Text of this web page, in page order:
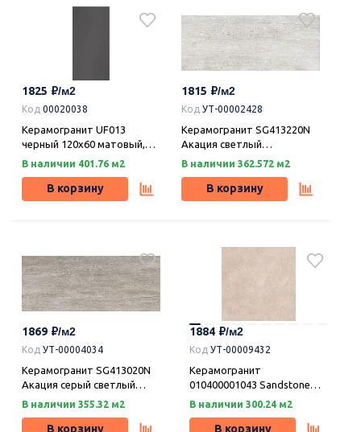
1825
Код 00020038
Керамогранит UF013
черный 120х60 матовый,
Уральский гранит
В наличии 401.76 м2
В корзину
1815
Код УТ-00002428
Керамогранит SG413220N
Акация светлый
20,1x50,2x0,85, Kerama
В наличии 362.572 м2
В корзину
1869
Код УТ-00004034
Керамогранит SG413020N
Акация серый светлый
20,1x50,2x0,85, Kerama
В наличии 355.32 м2
В корзину
1884
Код УТ-00009432
Керамогранит
010400001043 Sandstone
(Стэндстоун) sugar beige
В наличии 300.24 м2
В корзину